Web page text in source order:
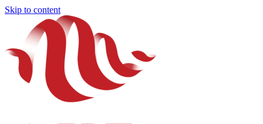
Skip to content